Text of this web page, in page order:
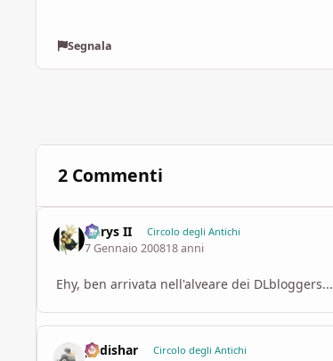
Segnala
2 Commenti
Aerys II Circolo degli Antichi
7 Gennaio 200818 anni
Ehy, ben arrivata nell'alveare dei DLbloggers...
padishar Circolo degli Antichi